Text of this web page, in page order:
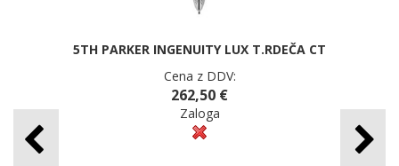
5TH PARKER INGENUITY LUX T.RDEČA CT
Cena z DDV:
262,50 €
Zaloga